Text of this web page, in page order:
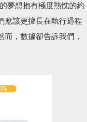
夢想抱有極度熱忱的約
應該更擅長在執行過程
，數據卻告訴我們，